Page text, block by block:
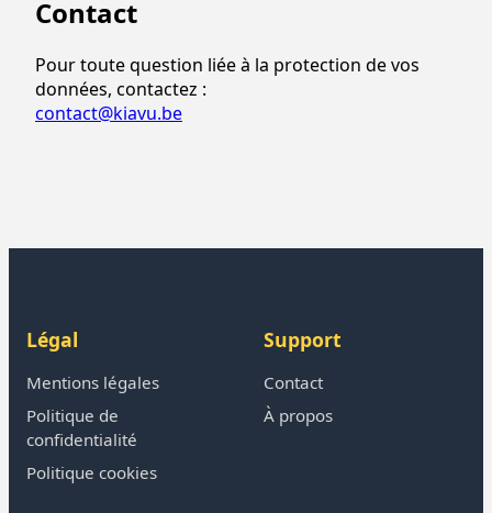
Contact
Pour toute question liée à la protection de vos
données, contactez :
contact@kiavu.be
Légal
Mentions légales
Politique de
confidentialité
Politique cookies
Support
Contact
À propos